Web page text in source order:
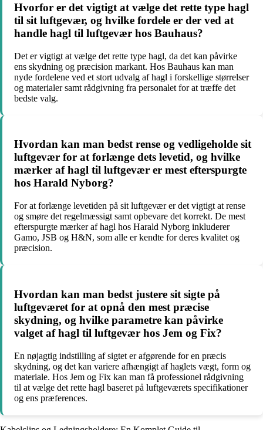
Hvorfor er det vigtigt at vælge det rette type hagl
til sit luftgevær, og hvilke fordele er der ved at
handle hagl til luftgevær hos Bauhaus?
Det er vigtigt at vælge det rette type hagl, da det kan påvirke
ens skydning og præcision markant. Hos Bauhaus kan man
nyde fordelene ved et stort udvalg af hagl i forskellige størrelser
og materialer samt rådgivning fra personalet for at træffe det
bedste valg.
Hvordan kan man bedst rense og vedligeholde sit
luftgevær for at forlænge dets levetid, og hvilke
mærker af hagl til luftgevær er mest efterspurgte
hos Harald Nyborg?
For at forlænge levetiden på sit luftgevær er det vigtigt at rense
og smøre det regelmæssigt samt opbevare det korrekt. De mest
efterspurgte mærker af hagl hos Harald Nyborg inkluderer
Gamo, JSB og H&N, som alle er kendte for deres kvalitet og
præcision.
Hvordan kan man bedst justere sit sigte på
luftgeværet for at opnå den mest præcise
skydning, og hvilke parametre kan påvirke
valget af hagl til luftgevær hos Jem og Fix?
En nøjagtig indstilling af sigtet er afgørende for en præcis
skydning, og det kan variere afhængigt af haglets vægt, form og
materiale. Hos Jem og Fix kan man få professionel rådgivning
til at vælge det rette hagl baseret på luftgeværets specifikationer
og ens præferences.